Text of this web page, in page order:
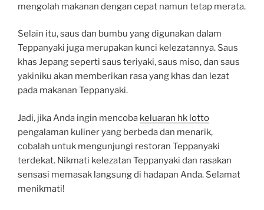
mengolah makanan dengan cepat namun tetap merata.
Selain itu, saus dan bumbu yang digunakan dalam
Teppanyaki juga merupakan kunci kelezatannya. Saus
khas Jepang seperti saus teriyaki, saus miso, dan saus
yakiniku akan memberikan rasa yang khas dan lezat
pada makanan Teppanyaki.
Jadi, jika Anda ingin mencoba keluaran hk lotto
pengalaman kuliner yang berbeda dan menarik,
cobalah untuk mengunjungi restoran Teppanyaki
terdekat. Nikmati kelezatan Teppanyaki dan rasakan
sensasi memasak langsung di hadapan Anda. Selamat
menikmati!